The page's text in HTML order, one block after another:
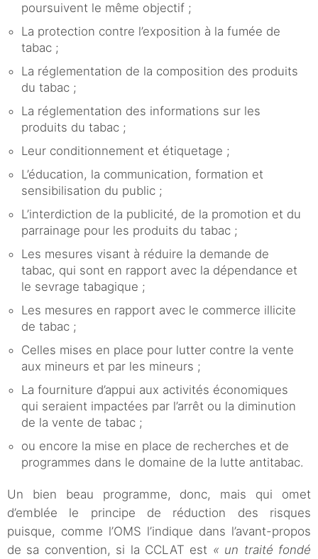
poursuivent le même objectif ;
La protection contre l’exposition à la fumée de
tabac ;
La réglementation de la composition des produits
du tabac ;
La réglementation des informations sur les
produits du tabac ;
Leur conditionnement et étiquetage ;
L’éducation, la communication, formation et
sensibilisation du public ;
L’interdiction de la publicité, de la promotion et du
parrainage pour les produits du tabac ;
Les mesures visant à réduire la demande de
tabac, qui sont en rapport avec la dépendance et
le sevrage tabagique ;
Les mesures en rapport avec le commerce illicite
de tabac ;
Celles mises en place pour lutter contre la vente
aux mineurs et par les mineurs ;
La fourniture d’appui aux activités économiques
qui seraient impactées par l’arrêt ou la diminution
de la vente de tabac ;
ou encore la mise en place de recherches et de
programmes dans le domaine de la lutte antitabac.
Un bien beau programme, donc, mais qui omet
d’emblée le principe de réduction des risques
puisque, comme l’OMS l’indique dans l’avant-propos
de sa convention, si la CCLAT est « un traité fondé